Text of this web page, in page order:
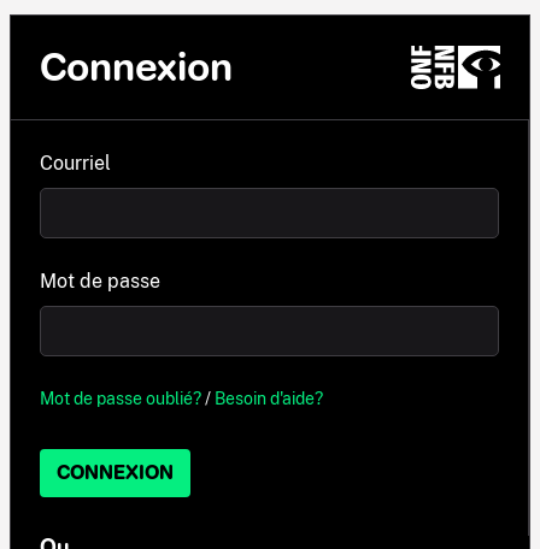
Connexion
Courriel
Mot de passe
Mot de passe oublié?/ Besoin d'aide?
CONNEXION